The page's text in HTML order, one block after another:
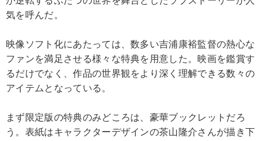
気を呼んだ。
映像ソフト化にあたっては、数多い吉浦康裕監督の熱心な
ファンを満足させる様々な特典を用意した。映画を鑑賞す
るだけでなく、作品の世界観をより深く理解できる数々の
アイテムとなっている。
まず限定版の特典のみどころは、豪華ブックレットだろ
う。表紙はキャラクターデザインの茶山隆介さんが描き下